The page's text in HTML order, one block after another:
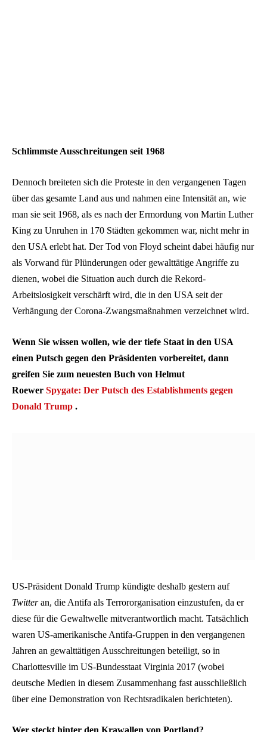
Schlimmste Ausschreitungen seit 1968
Dennoch breiteten sich die Proteste in den vergangenen Tagen
über das gesamte Land aus und nahmen eine Intensität an, wie
man sie seit 1968, als es nach der Ermordung von Martin Luther
King zu Unruhen in 170 Städten gekommen war, nicht mehr in
den USA erlebt hat. Der Tod von Floyd scheint dabei häufig nur
als Vorwand für Plünderungen oder gewalttätige Angriffe zu
dienen, wobei die Situation auch durch die Rekord-
Arbeitslosigkeit verschärft wird, die in den USA seit der
Verhängung der Corona-Zwangsmaßnahmen verzeichnet wird.
Wenn Sie wissen wollen, wie der tiefe Staat in den USA
einen Putsch gegen den Präsidenten vorbereitet, dann
greifen Sie zum neuesten Buch von Helmut
Roewer Spygate: Der Putsch des Establishments gegen
Donald Trump .
US-Präsident Donald Trump kündigte deshalb gestern auf
Twitteran, die Antifa als Terrororganisation einzustufen, da er
diese für die Gewaltwelle mitverantwortlich macht. Tatsächlich
waren US-amerikanische Antifa-Gruppen in den vergangenen
Jahren an gewalttätigen Ausschreitungen beteiligt, so in
Charlottesville im US-Bundesstaat Virginia 2017 (wobei
deutsche Medien in diesem Zusammenhang fast ausschließlich
über eine Demonstration von Rechtsradikalen berichteten).
Wer steckt hinter den Krawallen von Portland?